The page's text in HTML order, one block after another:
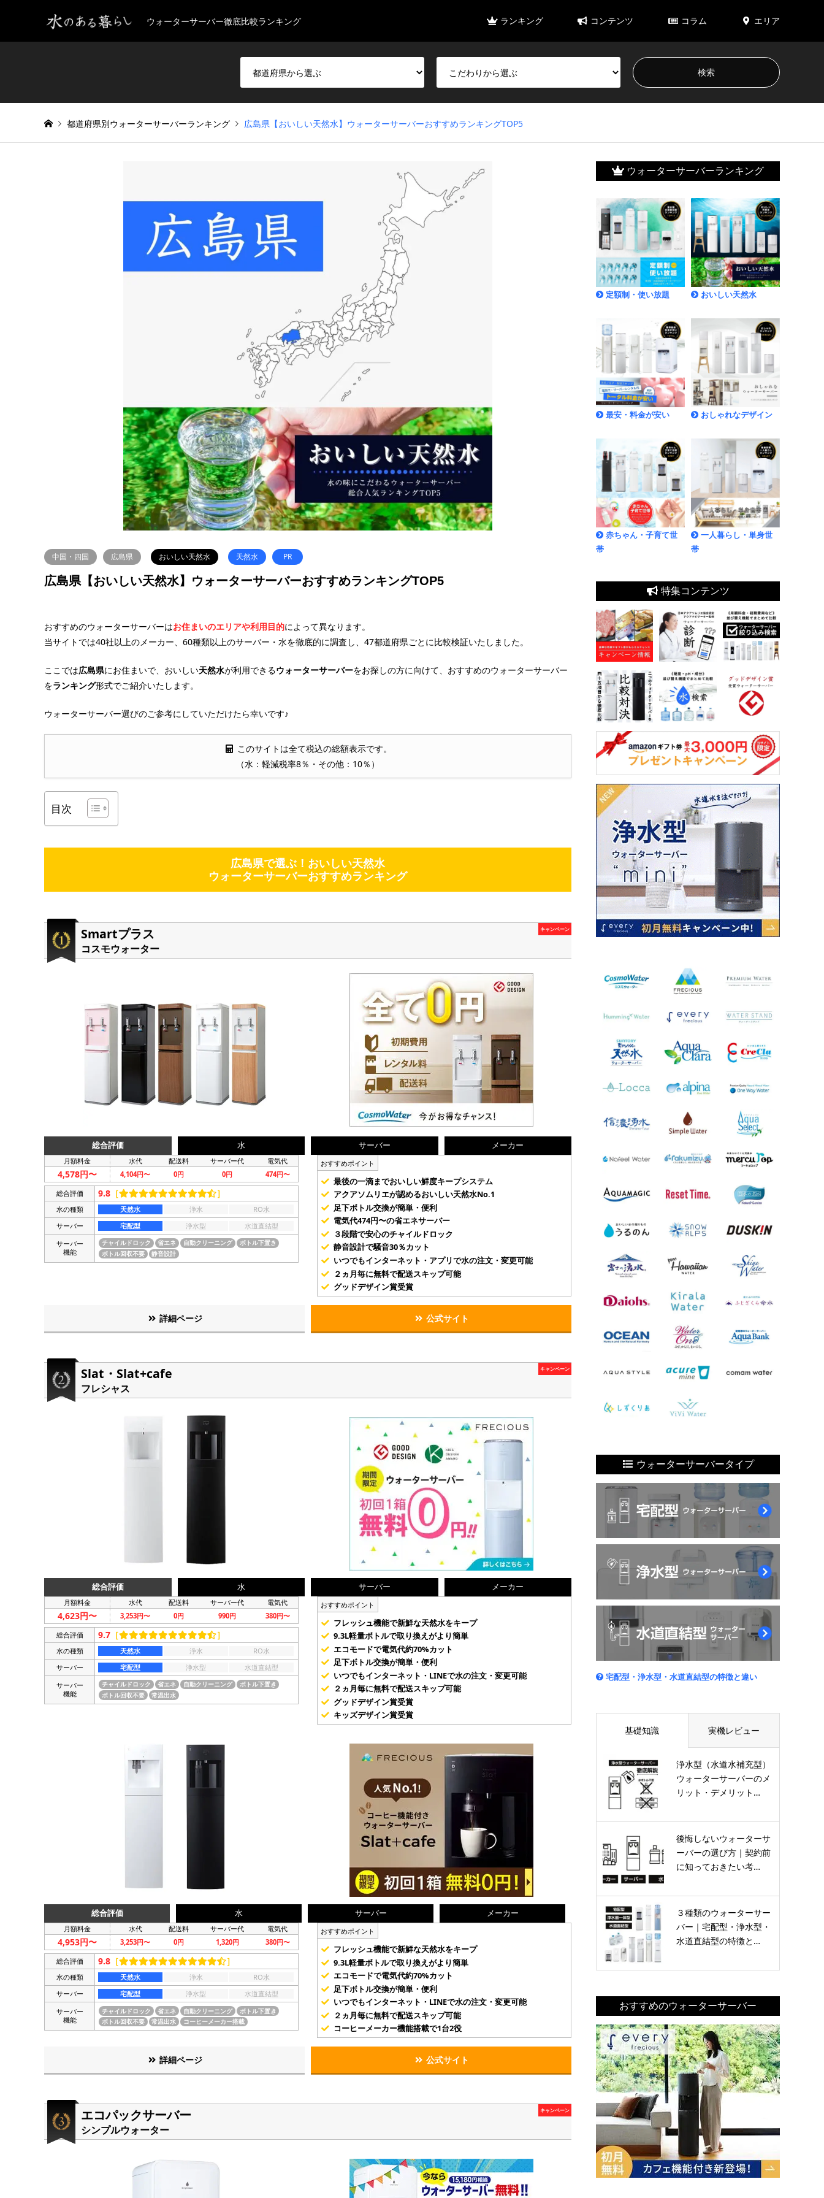
ウォーターサーバー徹底比較ランキング ランキング コンテンツ コラム エリア
都道府県別ウォーターサーバーランキング 広島県【おいしい天然水】ウォーターサーバーおすすめランキングTOP5
中国・四国 広島県 おいしい天然水 天然水 PR
広島県【おいしい天然水】ウォーターサーバーおすすめランキングTOP5
おすすめのウォーターサーバーはお住まいのエリアや利用目的によって異なります。
当サイトでは40社以上のメーカー、60種類以上のサーバー・水を徹底的に調査し、47都道府県ごとに比較検証いたしました。
ここでは広島県にお住まいで、おいしい天然水が利用できるウォーターサーバーをお探しの方に向けて、おすすめのウォーターサーバー
をランキング形式でご紹介いたします。
ウォーターサーバー選びのご参考にしていただけたら幸いです♪
このサイトは全て税込の総額表示です。
（水：軽減税率8％・その他：10％）
目次
広島県で選ぶ！おいしい天然水
ウォーターサーバーおすすめランキング
Smartプラス
コスモウォーター
キャンペーン
総合評価 水 サーバー メーカー
月額料金 水代 配送料 サーバー代 電気代
4,578円〜 4,104円〜 0円 0円 474円〜
総合評価 9.8 ［ ］
水の種類 天然水 浄水
RO水
サーバー
宅配型 浄水型
水道直結型
サーバー
機能
チャイルドロック 省エネ 自動クリーニング
ボトル下置き
ボトル回収不要
静音設計
おすすめポイント
最後の一滴までおいしい鮮度キープシステム
アクアソムリエが認めるおいしい天然水No.1
足下ボトル交換が簡単・便利
電気代474円〜の省エネサーバー
３段階で安心のチャイルドロック
静音設計で騒音30％カット
いつでもインターネット・アプリで水の注文・変更可能
２ヵ月毎に無料で配送スキップ可能
グッドデザイン賞受賞
詳細ページ 公式サイト
Slat・Slat+cafe
フレシャス
キャンペーン
総合評価 水 サーバー メーカー
月額料金 水代 配送料 サーバー代 電気代
4,623円〜 3,253円〜 0円 990円 380円〜
総合評価 9.7 ［ ］
水の種類 天然水 浄水
RO水
サーバー
宅配型 浄水型
水道直結型
サーバー
機能
チャイルドロック 省エネ 自動クリーニング
ボトル下置き
ボトル回収不要
常温出水
おすすめポイント
フレッシュ機能で新鮮な天然水をキープ
9.3L軽量ボトルで取り換えがより簡単
エコモードで電気代約70%カット
足下ボトル交換が簡単・便利
いつでもインターネット・LINEで水の注文・変更可能
２ヵ月毎に無料で配送スキップ可能
グッドデザイン賞受賞
キッズデザイン賞受賞
総合評価 水 サーバー メーカー
月額料金 水代 配送料 サーバー代 電気代
4,953円〜 3,253円〜 0円 1,320円 380円〜
総合評価 9.8 ［ ］
水の種類 天然水 浄水
RO水
サーバー
宅配型 浄水型
水道直結型
サーバー
機能
チャイルドロック 省エネ 自動クリーニング
ボトル下置き
ボトル回収不要
常温出水 コーヒーメーカー搭載
おすすめポイント
フレッシュ機能で新鮮な天然水をキープ
9.3L軽量ボトルで取り換えがより簡単
エコモードで電気代約70%カット
足下ボトル交換が簡単・便利
いつでもインターネット・LINEで水の注文・変更可能
２ヵ月毎に無料で配送スキップ可能
コーヒーメーカー機能搭載で1台2役
詳細ページ 公式サイト
エコパックサーバー
シンプルウォーター
キャンペーン
ウォーターサーバーランキング
定額制・使い放題 おいしい天然水
最安・料金が安い おしゃれなデザイン
赤ちゃん・子育て世
帯
一人暮らし・単身世
帯
特集コンテンツ
ウォーターサーバータイプ
宅配型・浄水型・水道直結型の特徴と違い
基礎知識 実機レビュー
浄水型（水道水補充型）
ウォーターサーバーのメ
リット・デメリット…
後悔しないウォーターサ
ーバーの選び方｜契約前
に知っておきたい考…
３種類のウォーターサー
バー｜宅配型・浄水型・
水道直結型の特徴と…
おすすめのウォーターサーバー